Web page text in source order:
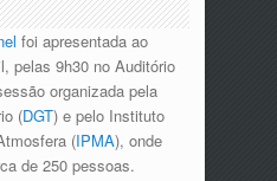
foi apresentada ao
pelas 9h30 no Auditório
organizada pela
(DGT) e pelo Instituto
(IPMA), onde
de 250 pessoas.